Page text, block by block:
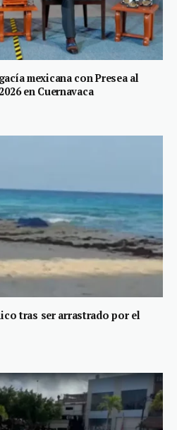
mexicana con Presea al
en Cuernavaca
tras ser arrastrado por el